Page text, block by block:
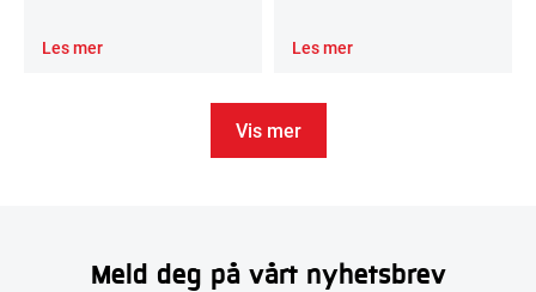
Les mer Les mer
Vis mer
Meld deg på vårt nyhetsbrev